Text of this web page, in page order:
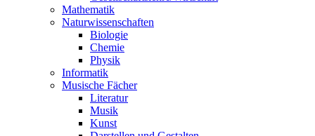
Mathematik
Naturwissenschaften
Biologie
Chemie
Physik
Informatik
Musische Fächer
Literatur
Musik
Kunst